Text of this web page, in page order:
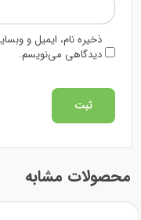
ذخیره نام، ایمیل و
دیدگاهی می‌نویسم.
محصولات مشابه